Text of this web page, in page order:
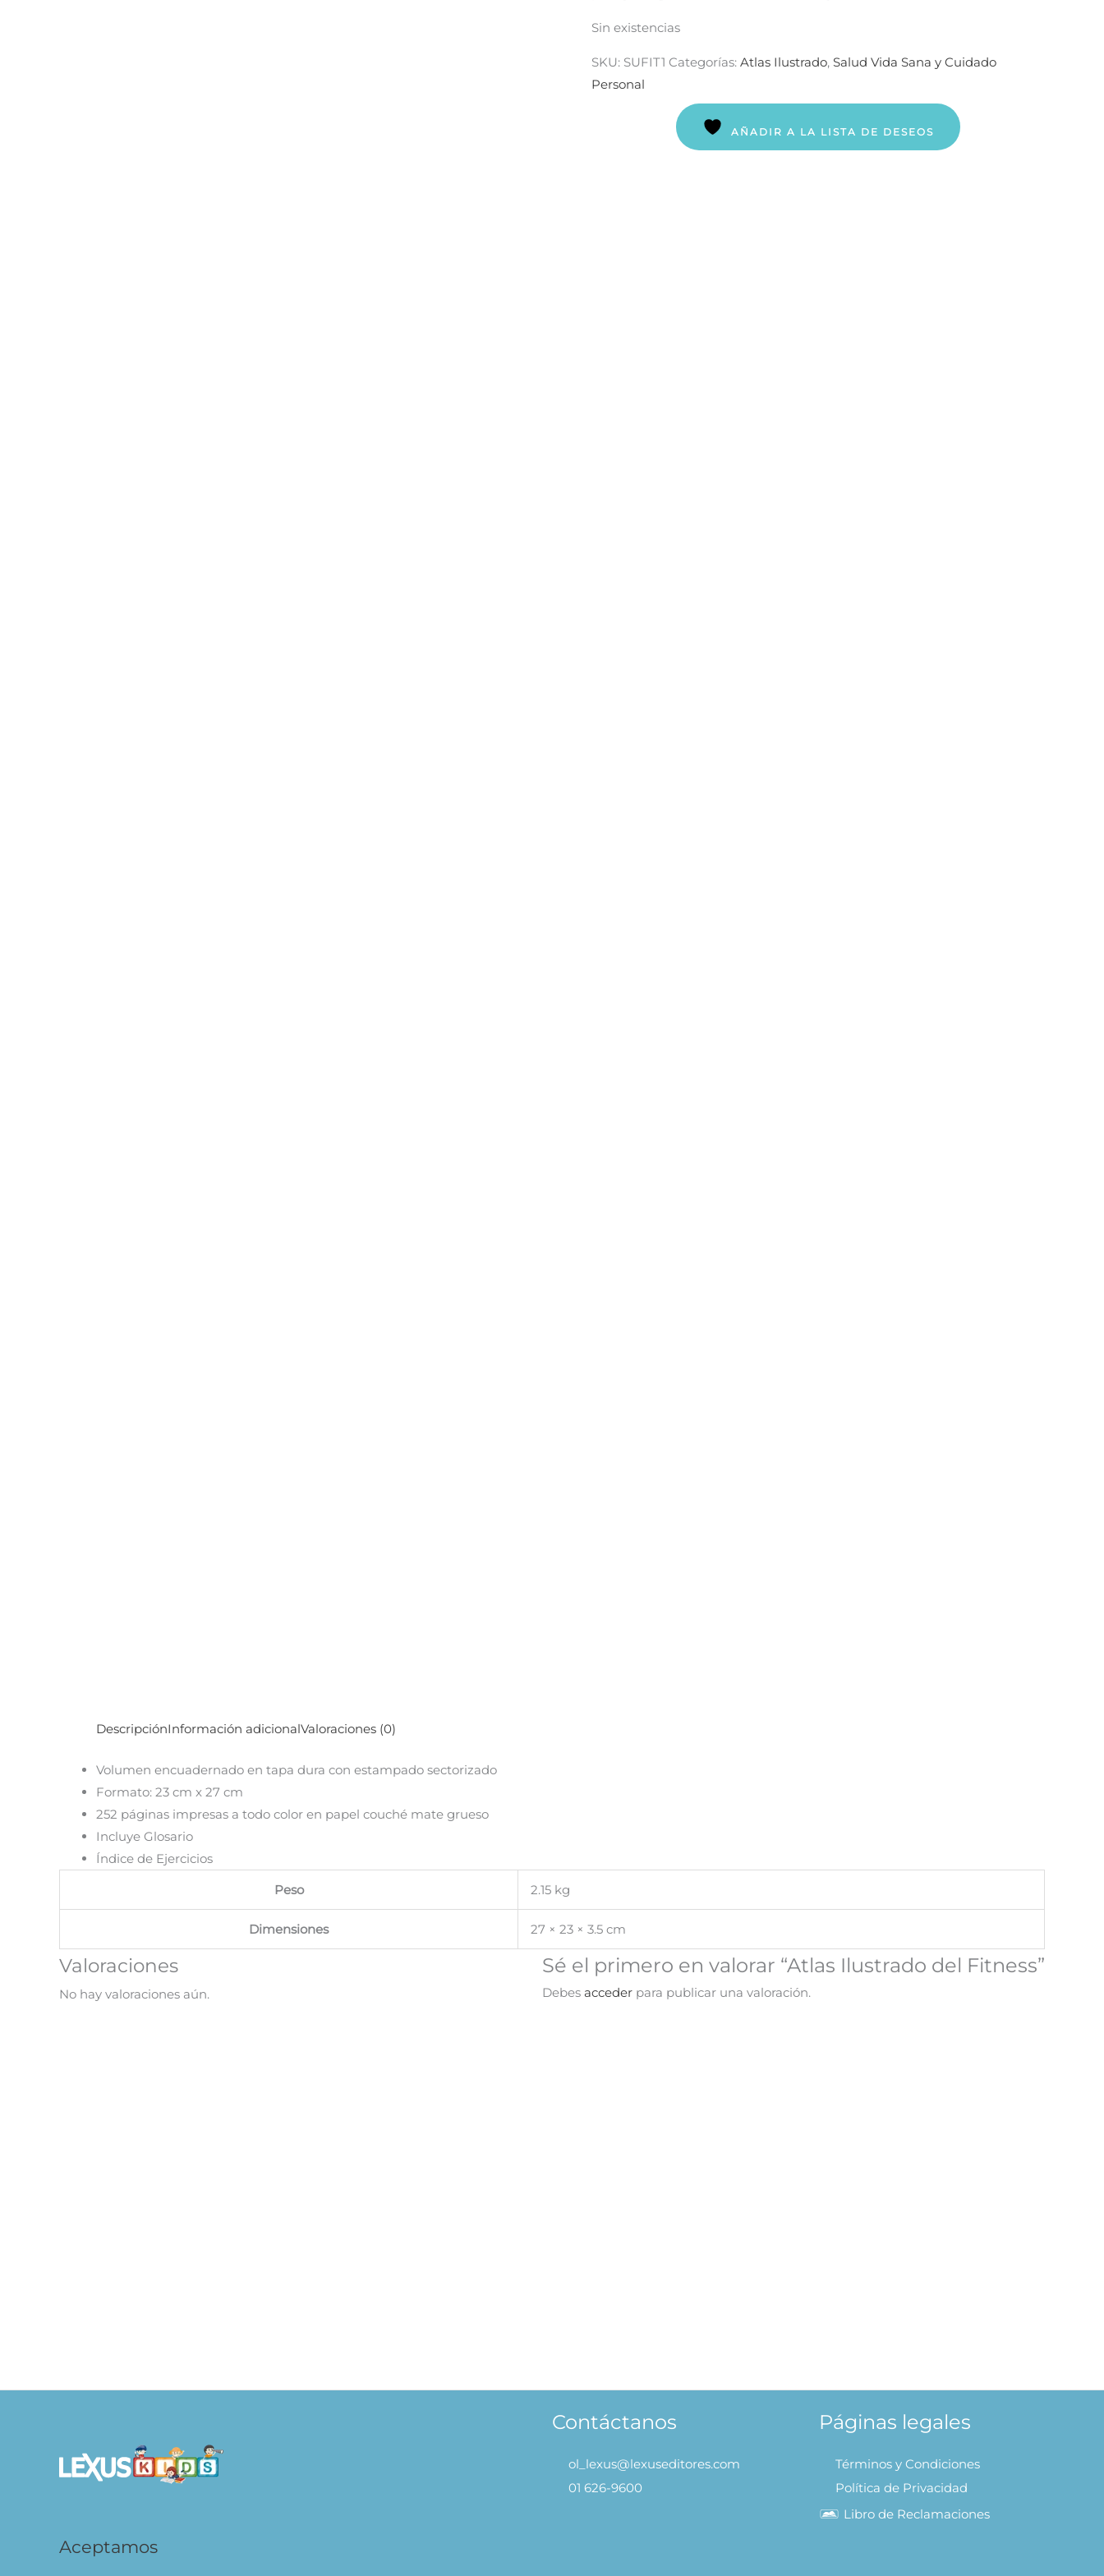
Sin existencias
SKU: SUFIT1 Categorías: Atlas Ilustrado, Salud Vida Sana y Cuidado
Personal
AÑADIR A LA LISTA DE DESEOS
DescripciónInformación adicionalValoraciones (0)
Volumen encuadernado en tapa dura con estampado sectorizado
Formato: 23 cm x 27 cm
252 páginas impresas a todo color en papel couché mate grueso
Incluye Glosario
Índice de Ejercicios
Peso
2.15 kg
Dimensiones 27 × 23 × 3.5 cm
Valoraciones
No hay valoraciones aún.
Sé el primero en valorar “Atlas Ilustrado del Fitness”
Debes acceder para publicar una valoración.
Aceptamos
Contáctanos
ol_lexus@lexuseditores.com
01 626-9600
Páginas legales
Términos y Condiciones
Política de Privacidad
Libro de Reclamaciones